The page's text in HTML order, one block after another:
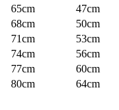
65cm 47cm
68cm 50cm
71cm 53cm
74cm 56cm
77cm 60cm
80cm 64cm